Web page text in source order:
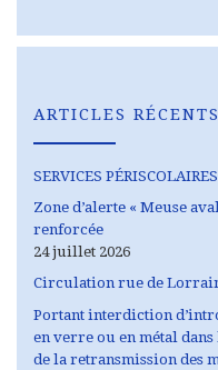
ARTICLES RÉCENTS
SERVICES PÉRISCOLAIRES
Zone d’alerte « Meuse
renforcée
24 juillet 2026
Circulation rue de
Portant interdiction
en verre ou en métal dans
de la retransmission des